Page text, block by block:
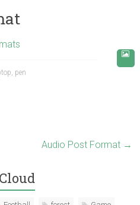
, pen
Audio Post Format →